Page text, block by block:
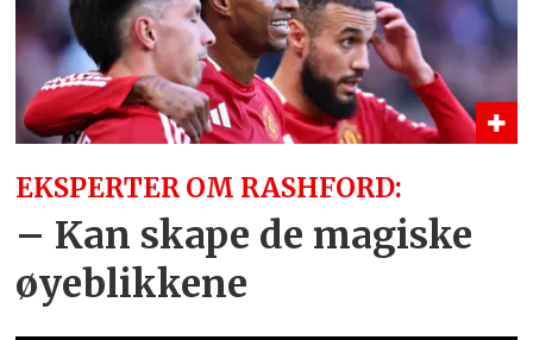
EKSPERTER OM RASHFORD:
– Kan skape de magiske
øyeblikkene